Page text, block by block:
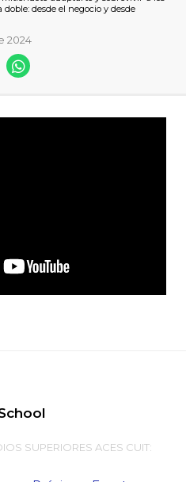
el potencial humano. Te
2024
SUPERIORES ACES CUIT: